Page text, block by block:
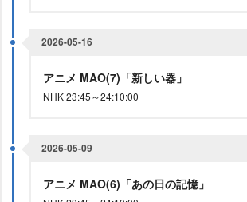
2026-05-16
アニメ MAO(7)「新しい器」
NHK 23:45～24:10:00
2026-05-09
アニメ MAO(6)「あの日の記憶」